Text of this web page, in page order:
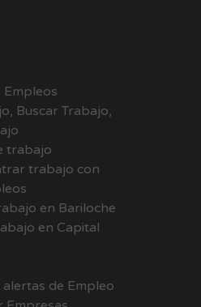
Empleos
Buscar Trabajo,
trabajo
trabajo con
en Bariloche
en Capital
de Empleo